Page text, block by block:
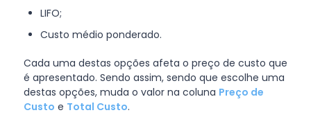
LIFO;
Custo médio ponderado.
Cada uma destas opções afeta o preço de custo que
é apresentado. Sendo assim, sendo que escolhe uma
destas opções, muda o valor na coluna Preço de
Custo e Total Custo.